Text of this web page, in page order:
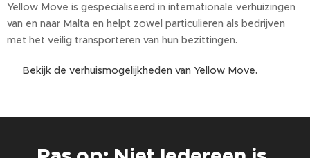
Yellow Move is gespecialiseerd in internationale verhuizingen
van en naar Malta en helpt zowel particulieren als bedrijven
met het veilig transporteren van hun bezittingen.
Bekijk de verhuismogelijkheden van Yellow Move.